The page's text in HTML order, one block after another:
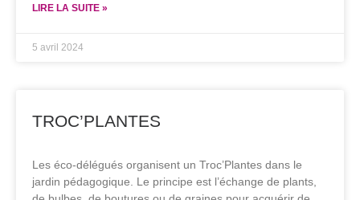
LIRE LA SUITE »
5 avril 2024
TROC’PLANTES
Les éco-délégués organisent un Troc’Plantes dans le
jardin pédagogique. Le principe est l’échange de plants,